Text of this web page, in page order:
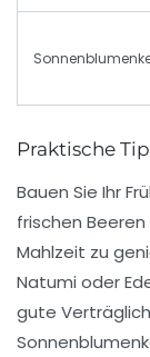
Praktische
Bauen Sie Ihr
frischen
Mahlzeit zu
Natumi oder
gute